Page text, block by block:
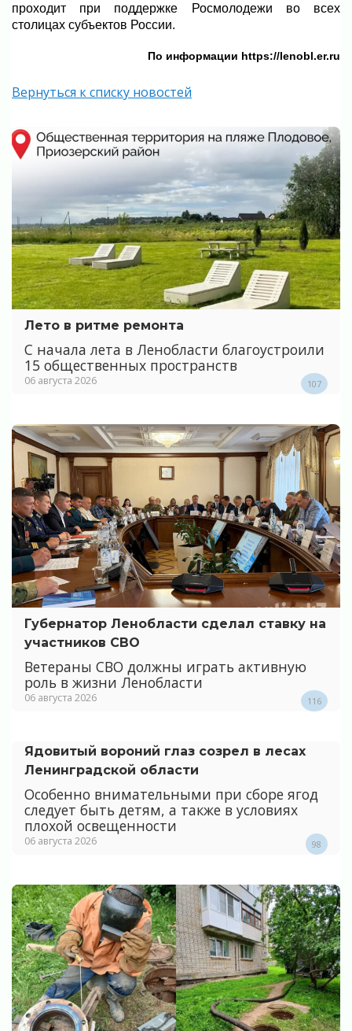
проходит при поддержке Росмолодежи во всех
столицах субъектов России.
По информации https://lenobl.er.ru
Вернуться к списку новостей
Лето в ритме ремонта
С начала лета в Ленобласти благоустроили
15 общественных пространств
06 августа 2026 107
Губернатор Ленобласти сделал ставку на
участников СВО
Ветераны СВО должны играть активную
роль в жизни Ленобласти
06 августа 2026 116
Ядовитый вороний глаз созрел в лесах
Ленинградской области
Особенно внимательными при сборе ягод
следует быть детям, а также в условиях
плохой освещенности
06 августа 2026 98